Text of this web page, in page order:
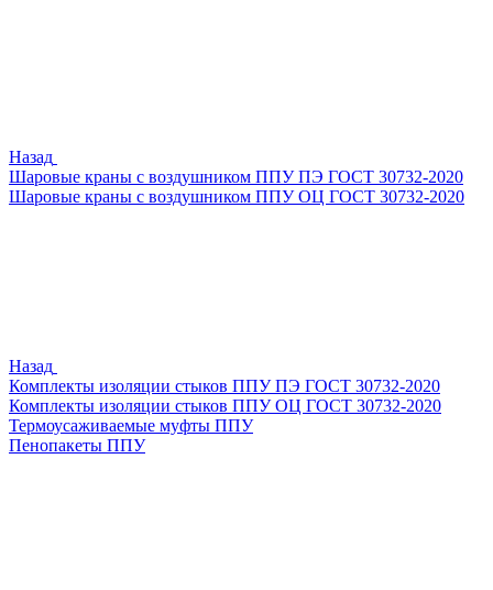
Назад
Шаровые краны с воздушником ППУ ПЭ ГОСТ 30732-2020
Шаровые краны с воздушником ППУ ОЦ ГОСТ 30732-2020
Назад
Комплекты изоляции стыков ППУ ПЭ ГОСТ 30732-2020
Комплекты изоляции стыков ППУ ОЦ ГОСТ 30732-2020
Термоусаживаемые муфты ППУ
Пенопакеты ППУ